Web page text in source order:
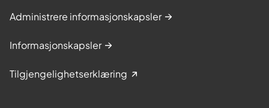
Administrere informasjonskapsler
Informasjonskapsler
Tilgjengelighetserklæring